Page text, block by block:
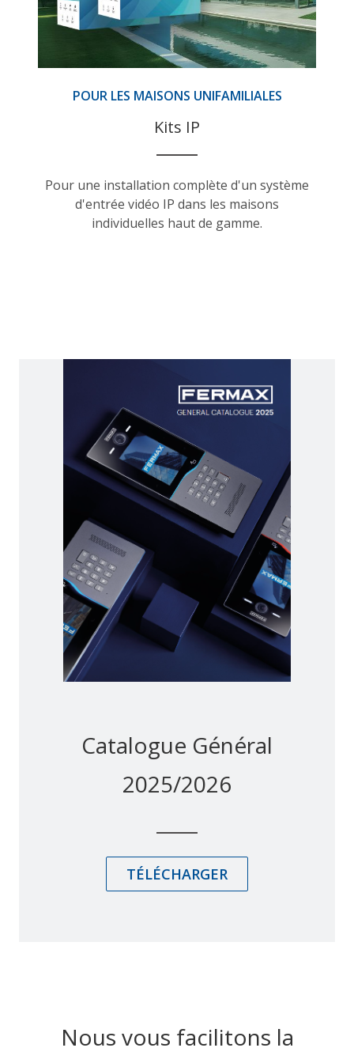
POUR LES MAISONS UNIFAMILIALES
Kits IP
Pour une installation complète d'un système
d'entrée vidéo IP dans les maisons
individuelles haut de gamme.
Catalogue Général
2025/2026
TÉLÉCHARGER
Nous vous facilitons la